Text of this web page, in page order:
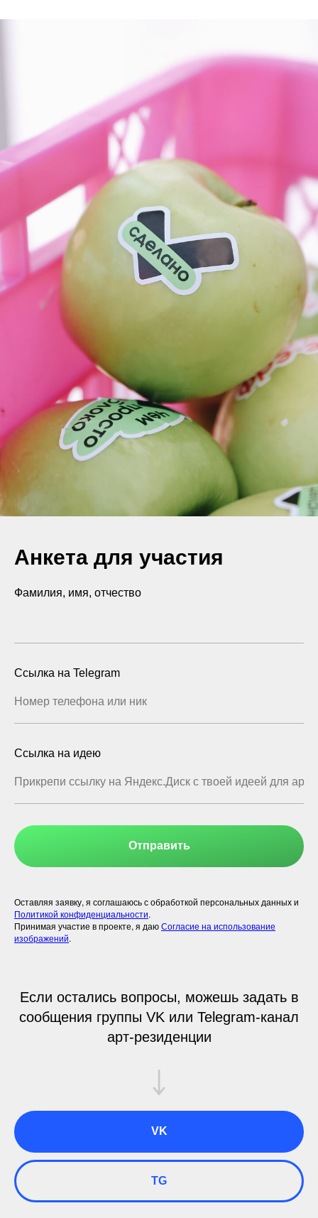
Анкета для участия
Фамилия, имя, отчество
Ссылка на Telegram
Ссылка на идею
Отправить
Оставляя заявку, я соглашаюсь с обработкой персональных данных и
Политикой конфиденциальности.
Принимая участие в проекте, я даюСогласие на использование
изображений.
Если остались вопросы, можешь задать в
сообщения группы VK или Telegram-канал
арт-резиденции
VK
TG